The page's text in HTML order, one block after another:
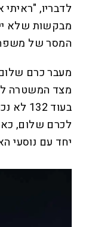
לדבריו,
מבקשות שלא
המסר של
מעבר כרם
בעוד 132 לא נכנסו. כמו כן, אתמול
לכרם שלום,
יחד עם נוסעי